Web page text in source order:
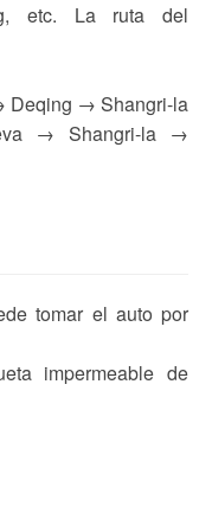
etc. La ruta del
→ Shangri-la
→ Shangri-la →
tomar el auto por
impermeable de